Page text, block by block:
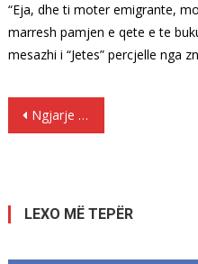
“Eja, dhe ti moter emigrante,
marresh pamjen e qete e te
mesazhi i “Jetes” percjelle nga
Lëvizje
Ngjarje tragjike në Pukë, gjendet e vetëvarur 17-vjeçarja…
LEXO MË TEPËR